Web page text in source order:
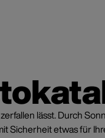
lässt. Durch
Sicherheit etwas für